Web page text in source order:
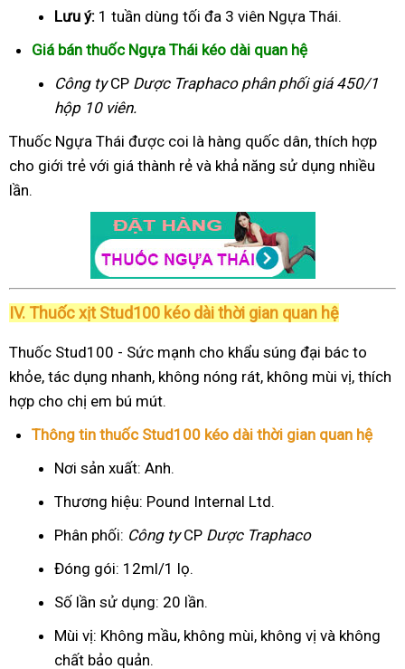
Lưu ý: 1 tuần dùng tối đa 3 viên Ngựa Thái.
Giá bán thuốc Ngựa Thái kéo dài quan hệ
Công tyCP Dược Traphacophân phối giá 450/1
hộp 10 viên.
Thuốc Ngựa Thái được coi là hàng quốc dân, thích hợp
cho giới trẻ với giá thành rẻ và khả năng sử dụng nhiều
lần.
IV. Thuốc xịt Stud100 kéo dài thời gian quan hệ
Thuốc Stud100 - Sức mạnh cho khẩu súng đại bác to
khỏe, tác dụng nhanh, không nóng rát, không mùi vị, thích
hợp cho chị em bú mút.
Thông tin thuốc Stud100 kéo dài thời gian quan hệ
Nơi sản xuất: Anh.
Thương hiệu: Pound Internal Ltd.
Phân phối: Công tyCP Dược Traphaco
Đóng gói: 12ml/1 lọ.
Số lần sử dụng: 20 lần.
Mùi vị: Không mầu, không mùi, không vị và không
chất bảo quản.